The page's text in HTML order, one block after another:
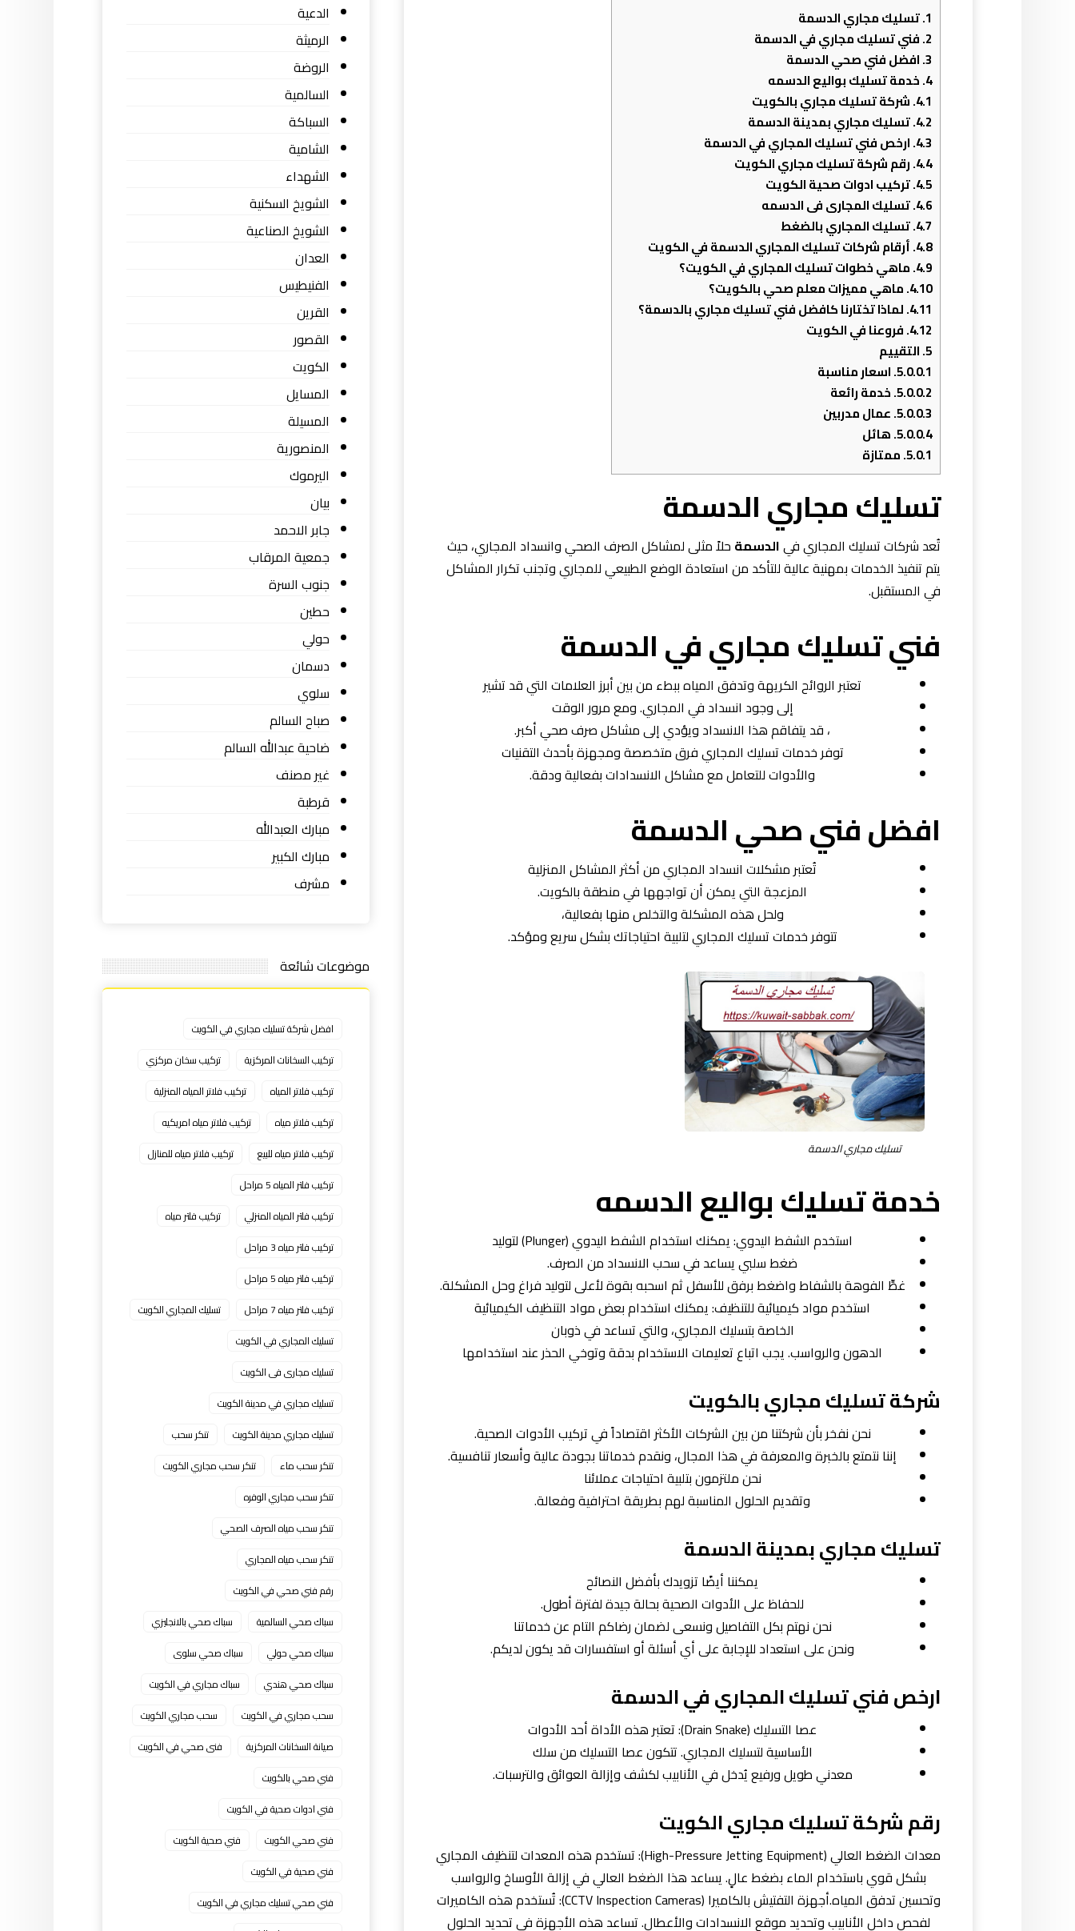
1. تسليك مجاري الدسمة
2. فني تسليك مجاري في الدسمة
3. افضل فني صحي الدسمة
4. خدمة تسليك بواليع الدسمه
4.1. شركة تسليك مجاري بالكويت
4.2. تسليك مجاري بمدينة الدسمة
4.3. ارخص فني تسليك المجاري في الدسمة
4.4. رقم شركة تسليك مجاري الكويت
4.5. تركيب ادوات صحية الكويت
4.6. تسليك المجارى فى الدسمه
4.7. تسليك المجاري بالضغط
4.8. أرقام شركات تسليك المجاري الدسمة في الكويت
4.9. ماهي خطوات تسليك المجاري في الكويت؟
4.10. ماهي مميزات معلم صحي بالكويت؟
4.11. لماذا تختارنا كافضل فني تسليك مجاري بالدسمة؟
4.12. فروعنا في الكويت
5. التقييم
5.0.0.1. اسعار مناسبة
5.0.0.2. خدمة رائعة
5.0.0.3. عمال مدربين
5.0.0.4. هائل
5.0.1. ممتازة
تسليك مجاري الدسمة
تُعد شركات تسليك المجاري فيالدسمة حلاً مثلى لمشاكل الصرف الصحي وانسداد المجاري، حيث
يتم تنفيذ الخدمات بمهنية عالية للتأكد من استعادة الوضع الطبيعي للمجاري وتجنب تكرار المشاكل
في المستقبل.
فني تسليك مجاري في الدسمة
تعتبر الروائح الكريهة وتدفق المياه ببطء من بين أبرز العلامات التي قد تشير
إلى وجود انسداد في المجاري. ومع مرور الوقت
، قد يتفاقم هذا الانسداد ويؤدي إلى مشاكل صرف صحي أكبر.
توفر خدمات تسليك المجاري فرق متخصصة ومجهزة بأحدث التقنيات
والأدوات للتعامل مع مشاكل الانسدادات بفعالية ودقة.
افضل فني صحي الدسمة
تُعتبر مشكلات انسداد المجاري من أكثر المشاكل المنزلية
المزعجة التي يمكن أن تواجهها في منطقة بالكويت.
ولحل هذه المشكلة والتخلص منها بفعالية،
تتوفر خدمات تسليك المجاري لتلبية احتياجاتك بشكل سريع ومؤكد.
تسليك مجاري الدسمة
خدمة تسليك بواليع الدسمه
استخدم الشفط اليدوي: يمكنك استخدام الشفط اليدوي (Plunger) لتوليد
ضغط سلبي يساعد في سحب الانسداد من الصرف.
غطِّ الفوهة بالشفاط واضغط برفق للأسفل ثم اسحبه بقوة لأعلى لتوليد فراغ وحل المشكلة.
استخدم مواد كيميائية للتنظيف: يمكنك استخدام بعض مواد التنظيف الكيميائية
الخاصة بتسليك المجاري، والتي تساعد في ذوبان
الدهون والرواسب. يجب اتباع تعليمات الاستخدام بدقة وتوخي الحذر عند استخدامها
شركة تسليك مجاري بالكويت
نحن نفخر بأن شركتنا من بين الشركات الأكثر اقتصاداً في تركيب الأدوات الصحية.
إننا نتمتع بالخبرة والمعرفة في هذا المجال، ونقدم خدماتنا بجودة عالية وأسعار تنافسية.
نحن ملتزمون بتلبية احتياجات عملائنا
وتقديم الحلول المناسبة لهم بطريقة احترافية وفعالة.
تسليك مجاري بمدينة الدسمة
يمكننا أيضًا تزويدك بأفضل النصائح
للحفاظ على الأدوات الصحية بحالة جيدة لفترة أطول.
نحن نهتم بكل التفاصيل ونسعى لضمان رضاكم التام عن خدماتنا
ونحن على استعداد للإجابة على أي أسئلة أو استفسارات قد يكون لديكم.
ارخص فني تسليك المجاري في الدسمة
عصا التسليك (Drain Snake): تعتبر هذه الأداة أحد الأدوات
الأساسية لتسليك المجاري. تتكون عصا التسليك من سلك
معدني طويل ورفيع يُدخل في الأنابيب لكشف وإزالة العوائق والترسبات.
رقم شركة تسليك مجاري الكويت
معدات الضغط العالي (High-Pressure Jetting Equipment): تستخدم هذه المعدات لتنظيف المجاري
بشكل قوي باستخدام الماء بضغط عالٍ. يساعد هذا الضغط العالي في إزالة الأوساخ والرواسب
وتحسين تدفق المياه.أجهزة التفتيش بالكاميرا (CCTV Inspection Cameras): تُستخدم هذه الكاميرات
لفحص داخل الأنابيب وتحديد موقع الانسدادات والأعطال. تساعد هذه الأجهزة في تحديد الحلول
الدعية
الرميثة
الروضة
السالمية
السباكة
الشامية
الشهداء
الشويخ السكنية
الشويخ الصناعية
العدان
الفنيطيس
القرين
القصور
الكويت
المسايل
المسيلة
المنصورية
اليرموك
بيان
جابر الاحمد
جمعية المرقاب
جنوب السرة
حطين
حولي
دسمان
سلوي
صباح السالم
ضاحية عبدالله السالم
غير مصنف
قرطبة
مبارك العبدالله
مبارك الكبير
مشرف
موضوعات شائعة
افضل شركة تسليك مجاري في الكويت
تركيب السخانات المركزية
تركيب سخان مركزي
تركيب فلاتر المياه
تركيب فلاتر المياه المنزلية
تركيب فلاتر مياه
تركيب فلاتر مياه امريكيه
تركيب فلاتر مياه للبيع
تركيب فلاتر مياه للمنازل
تركيب فلتر المياه 5 مراحل
تركيب فلتر المياه المنزلي
تركيب فلتر مياه
تركيب فلتر مياه 3 مراحل
تركيب فلتر مياه 5 مراحل
تركيب فلتر مياه 7 مراحل
تسليك المجاري الكويت
تسليك المجاري في الكويت
تسليك مجارى فى الكويت
تسليك مجاري في مدينة الكويت
تسليك مجاري مدينة الكويت
تنكر سحب
تنكر سحب ماء
تنكر سحب مجاري الكويت
تنكر سحب مجاري الوفره
تنكر سحب مياه الصرف الصحي
تنكر سحب مياه المجاري
رقم فني صحي في الكويت
سباك صحي السالمية
سباك صحي بالانجليزي
سباك صحي حولي
سباك صحي سلوى
سباك صحي هندي
سباك مجاري في الكويت
سحب مجاري في الكويت
سحب مجاري الكويت
صيانة السخانات المركزية
فنى صحي في الكويت
فني صحي بالكويت
فني ادوات صحية في الكويت
فني صحي الكويت
فني صحية الكويت
فني صحية في الكويت
فني صحي تسليك مجاري في الكويت